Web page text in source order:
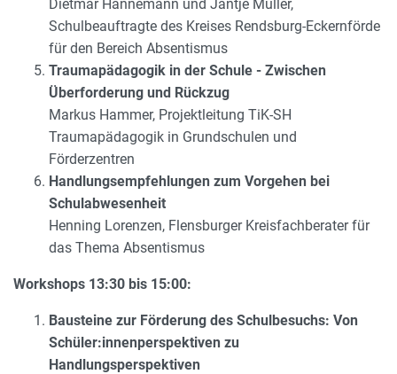
Dietmar Hannemann und Jantje Müller,
Schulbeauftragte des Kreises Rendsburg-Eckernförde
für den Bereich Absentismus
Traumapädagogik in der Schule - Zwischen
Überforderung und Rückzug
Markus Hammer, Projektleitung TiK-SH
Traumapädagogik in Grundschulen und
Förderzentren
Handlungsempfehlungen zum Vorgehen bei
Schulabwesenheit
Henning Lorenzen, Flensburger Kreisfachberater für
das Thema Absentismus
Workshops 13:30 bis 15:00:
Bausteine zur Förderung des Schulbesuchs: Von
Schüler:innenperspektiven zu
Handlungsperspektiven